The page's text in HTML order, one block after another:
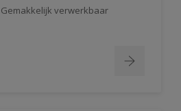
Gemakkelijk verwerkbaar